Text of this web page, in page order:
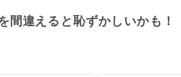
間違えると恥ずかしいかも！